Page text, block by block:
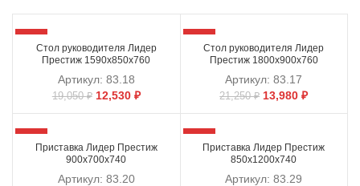
-34%
Стол руководителя Лидер
Престиж 1590х850х760
Артикул: 83.18
19,050₽ 12,530 ₽
-34%
Стол руководителя Лидер
Престиж 1800х900х760
Артикул:83.17
21,250₽ 13,980₽
-34%
Приставка Лидер Престиж
900х700х740
Артикул: 83.20
-34%
Приставка Лидер Престиж
850х1200х740
Артикул:83.29